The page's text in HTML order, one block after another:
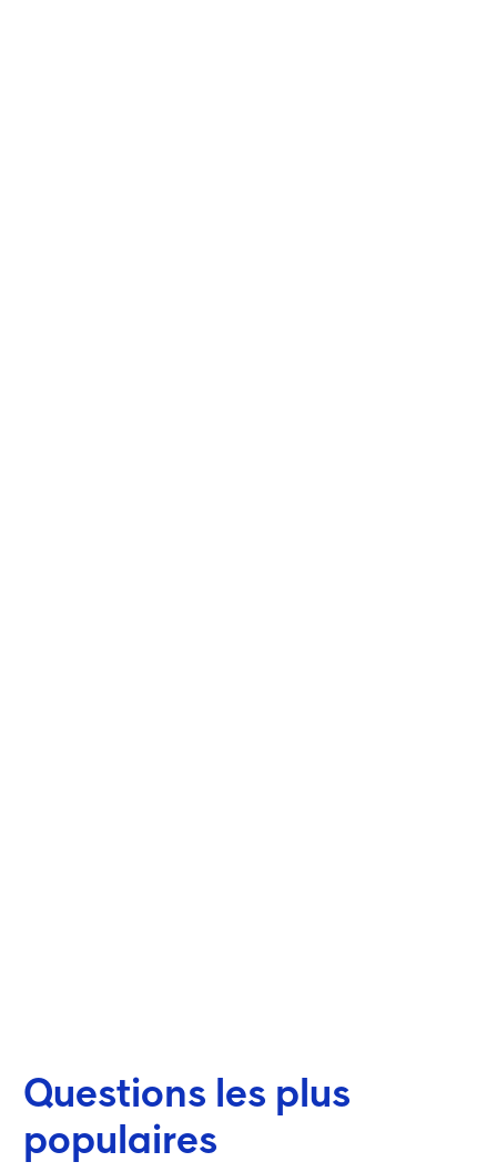
Questions les plus
populaires